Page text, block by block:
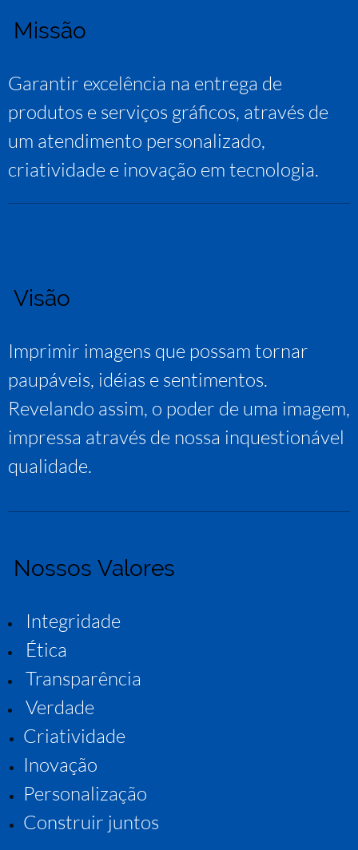
Missão
Garantir excelência na entrega de
produtos e serviços gráficos, através de
um atendimento personalizado,
criatividade e inovação em tecnologia.
Visão
Imprimir imagens que possam tornar
paupáveis, idéias e sentimentos.
Revelando assim, o poder de uma imagem,
impressa através de nossa inquestionável
qualidade.
Nossos Valores
Integridade
Ética
Transparência
Verdade
Criatividade
Inovação
Personalização
Construir juntos